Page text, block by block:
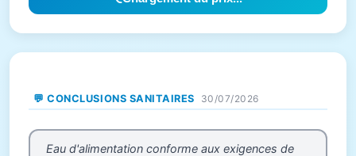
💬 CONCLUSIONS SANITAIRES 30/07/2026
Eau d'alimentation conforme aux exigences de